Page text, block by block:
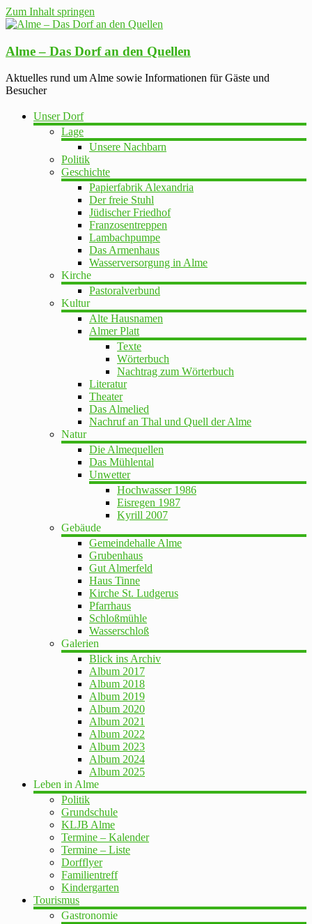
Zum Inhalt springen
Alme – Das Dorf an den Quellen
Aktuelles rund um Alme sowie Informationen für Gäste und
Besucher
Unser Dorf
Lage
Unsere Nachbarn
Politik
Geschichte
Papierfabrik Alexandria
Der freie Stuhl
Jüdischer Friedhof
Franzosentreppen
Lambachpumpe
Das Armenhaus
Wasserversorgung in Alme
Kirche
Pastoralverbund
Kultur
Alte Hausnamen
Almer Platt
Texte
Wörterbuch
Nachtrag zum Wörterbuch
Literatur
Theater
Das Almelied
Nachruf an Thal und Quell der Alme
Natur
Die Almequellen
Das Mühlental
Unwetter
Hochwasser 1986
Eisregen 1987
Kyrill 2007
Gebäude
Gemeindehalle Alme
Grubenhaus
Gut Almerfeld
Haus Tinne
Kirche St. Ludgerus
Pfarrhaus
Schloßmühle
Wasserschloß
Galerien
Blick ins Archiv
Album 2017
Album 2018
Album 2019
Album 2020
Album 2021
Album 2022
Album 2023
Album 2024
Album 2025
Leben in Alme
Politik
Grundschule
KLJB Alme
Termine – Kalender
Termine – Liste
Dorfflyer
Familientreff
Kindergarten
Tourismus
Gastronomie